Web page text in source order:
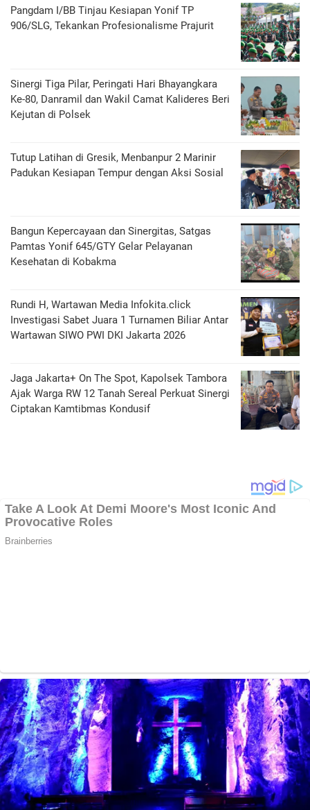
Pangdam I/BB Tinjau Kesiapan Yonif TP
906/SLG, Tekankan Profesionalisme Prajurit
Sinergi Tiga Pilar, Peringati Hari Bhayangkara
Ke-80, Danramil dan Wakil Camat Kalideres Beri
Kejutan di Polsek
Tutup Latihan di Gresik, Menbanpur 2 Marinir
Padukan Kesiapan Tempur dengan Aksi Sosial
Bangun Kepercayaan dan Sinergitas, Satgas
Pamtas Yonif 645/GTY Gelar Pelayanan
Kesehatan di Kobakma
Rundi H, Wartawan Media Infokita.click
Investigasi Sabet Juara 1 Turnamen Biliar Antar
Wartawan SIWO PWI DKI Jakarta 2026
Jaga Jakarta+ On The Spot, Kapolsek Tambora
Ajak Warga RW 12 Tanah Sereal Perkuat Sinergi
Ciptakan Kamtibmas Kondusif